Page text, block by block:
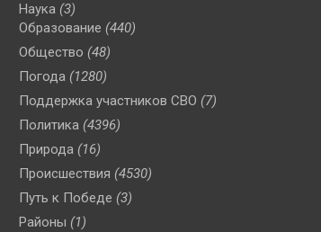
Наука (3)
Образование (440)
Общество (48)
Погода (1280)
Поддержка участников СВО (7)
Политика (4396)
Природа (16)
Происшествия (4530)
Путь к Победе (3)
Районы (1)